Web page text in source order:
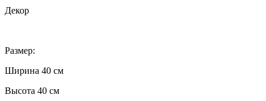
Декор
Размер:
Ширина 40 см
Высота 40 см